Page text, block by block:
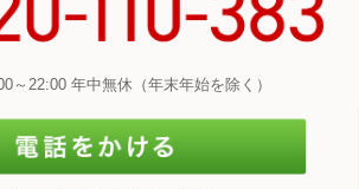
～22:00 年中無休（年末年始を除く）